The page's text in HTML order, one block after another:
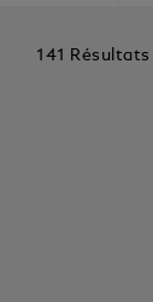
141 Résultats